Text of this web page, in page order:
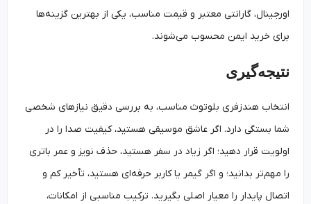
اورجینال، گارانتی معتبر و قیمت مناسب، یکی از بهترین گزینه‌ها
برای خرید ایمن محسوب می‌شوند.
نتیجه‌گیری
انتخاب هندزفری بلوتوث مناسب، به بررسی دقیق نیازهای شخصی
شما بستگی دارد. اگر عاشق موسیقی هستید، کیفیت صدا را در
اولویت قرار دهید؛ اگر زیاد در سفر هستید، حذف نویز و عمر باتری
را مهم‌تر بدانید؛ و اگر گیمر یا کاربر حرفه‌ای هستید، تأخیر کم و
اتصال پایدار را معیار اصلی بگیرید. ترکیب مناسبی از امکانات،